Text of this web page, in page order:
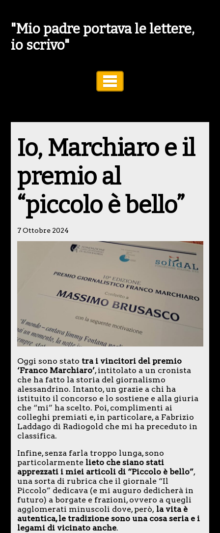
"Mio padre portava le lettere,
io scrivo"
Io, Marchiaro e il
premio al
“piccolo è bello”
7 Ottobre 2024
Oggi sono stato tra i vincitori del premio
‘Franco Marchiaro’, intitolato a un cronista
che ha fatto la storia del giornalismo
alessandrino. Intanto, un grazie a chi ha
istituito il concorso e lo sostiene e alla giuria
che “mi” ha scelto. Poi, complimenti ai
colleghi premiati e, in particolare, a Fabrizio
Laddago di Radiogold che mi ha preceduto in
classifica.
Infine, senza farla troppo lunga, sono
particolarmente lieto che siano stati
apprezzati i miei articoli di “Piccolo è bello”,
una sorta di rubrica che il giornale “Il
Piccolo” dedicava (e mi auguro dedicherà in
futuro) a borgate e frazioni, ovvero a quegli
agglomerati minuscoli dove, però,la vita è
autentica, le tradizione sono una cosa seria e i
legami di vicinato anche.